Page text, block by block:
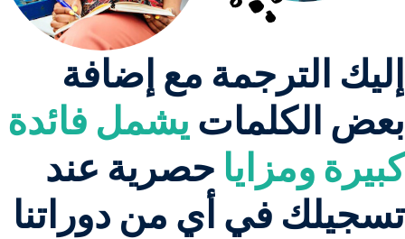
إليك الترجمة مع إضافة
بعض الكلمات يشمل فائدة
كبيرة ومزايا حصرية عند
تسجيلك في أي من دوراتنا